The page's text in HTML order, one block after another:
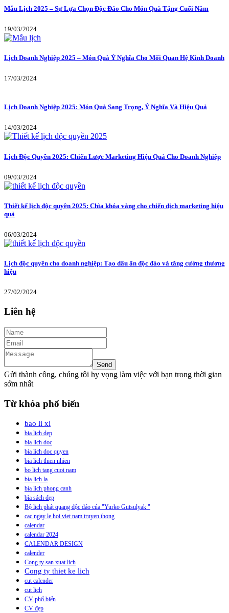
Mẫu Lịch 2025 – Sự Lựa Chọn Độc Đáo Cho Món Quà Tặng Cuối Năm
19/03/2024
Lịch Doanh Nghiệp 2025 – Món Quà Ý Nghĩa Cho Mối Quan Hệ Kinh Doanh
17/03/2024
Lịch Doanh Nghiệp 2025: Món Quà Sang Trọng, Ý Nghĩa Và Hiệu Quả
14/03/2024
Lịch Độc Quyền 2025: Chiến Lược Marketing Hiệu Quả Cho Doanh Nghiệp
09/03/2024
Thiết kế lịch độc quyền 2025: Chìa khóa vàng cho chiến dịch marketing hiệu
quả
06/03/2024
Lịch độc quyền cho doanh nghiệp: Tạo dấu ấn độc đáo và tăng cường thương
hiệu
27/02/2024
Liên hệ
Gửi thành công, chúng tôi hy vọng làm việc với bạn trong thời gian
sớm nhất
Từ khóa phổ biến
bao li xi
bia lich dep
bia lich doc
bia lich doc quyen
bia lich thien nhien
bo lich tang cuoi nam
bìa lich la
bìa lich phong canh
bìa sách đẹp
Bộ lịch phát quang độc đáo của "Yurko Gutsulyak "
cac ngay le hoi viet nam truyen thong
calendar
calendar 2024
CALENDAR DESIGN
calender
Cong ty san xuat lich
Cong ty thiet ke lich
cut calender
cut lịch
CV phổ biến
CV đẹp